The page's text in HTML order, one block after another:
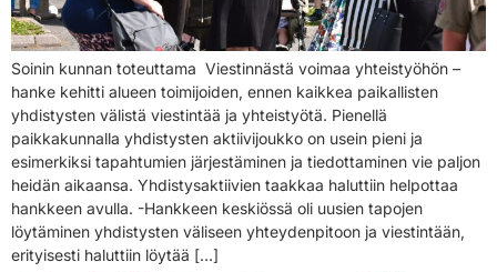
Soinin kunnan toteuttama Viestinnästä voimaa yhteistyöhön –
hanke kehitti alueen toimijoiden, ennen kaikkea paikallisten
yhdistysten välistä viestintää ja yhteistyötä. Pienellä
paikkakunnalla yhdistysten aktiivijoukko on usein pieni ja
esimerkiksi tapahtumien järjestäminen ja tiedottaminen vie paljon
heidän aikaansa. Yhdistysaktiivien taakkaa haluttiin helpottaa
hankkeen avulla. -Hankkeen keskiössä oli uusien tapojen
löytäminen yhdistysten väliseen yhteydenpitoon ja viestintään,
erityisesti haluttiin löytää […]